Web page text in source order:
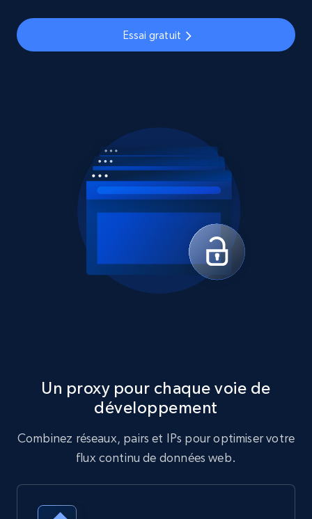
Essai gratuit
Un proxy pour chaque voie de
développement
Combinez réseaux, pairs et IPs pour optimiser votre
flux continu de données web.